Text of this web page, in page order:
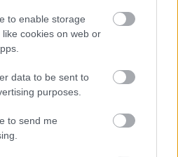
to enable storage
cookies on web or
data to be sent to
purposes.
to send me